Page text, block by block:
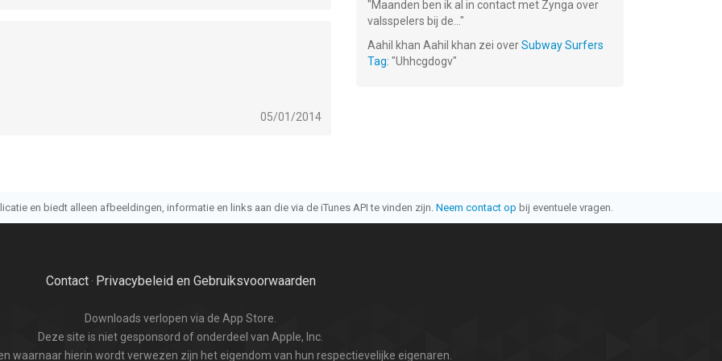
05/01/2014
"Maanden ben ik al in contact met Zynga over
valsspelers bij de... "
Aahil khan Aahil khan zei overSubway Surfers
Tag: "Uhhcgdogv"
en biedt alleen afbeeldingen, informatie en links aan die via de iTunes API te vinden zijn. Neem contact op bij eventuele vragen.
Contact· Privacybeleid en Gebruiksvoorwaarden
Downloads verlopen via de App Store.
Deze site is niet gesponsord of onderdeel van Apple, Inc.
waarnaar hierin wordt verwezen zijn het eigendom van hun respectievelijke eigenaren.